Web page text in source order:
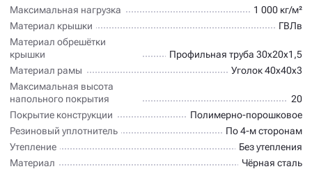
Максимальная нагрузка
1 000 кг/м²
Материал крышки
ГВЛв
Материал обрешётки
крышки
Профильная труба 30х20х1,5
Материал рамы
Уголок 40х40х3
Максимальная высота
напольного покрытия
20
Покрытие конструкции
Полимерно-порошковое
Резиновый уплотнитель
По 4-м сторонам
Утепление
Без утепления
Материал
Чёрная сталь